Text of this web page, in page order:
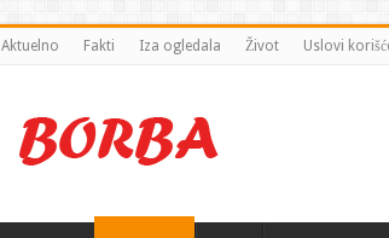
Aktuelno Fakti Iza ogledala Život Uslovi